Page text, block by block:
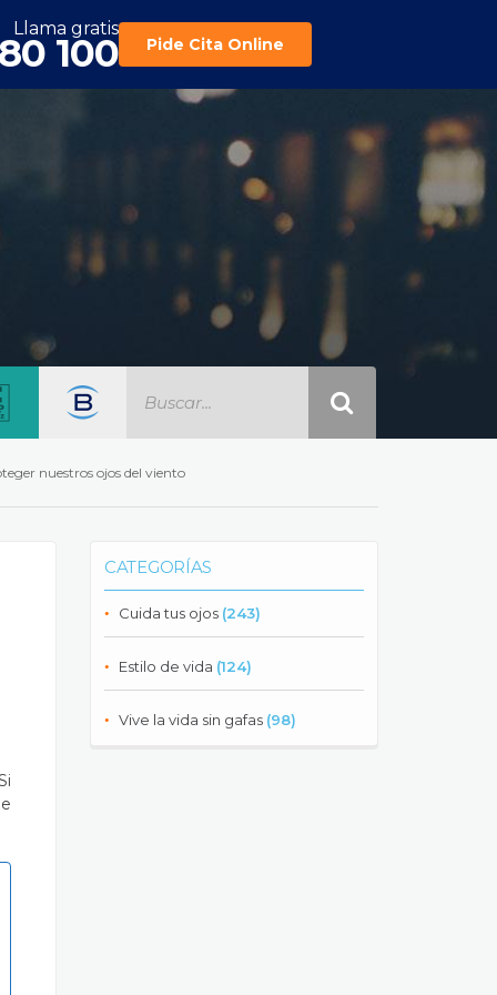
Llama gratis
100 Pide Cita Online
nuestros ojos del viento
CATEGORÍAS
Cuida tus ojos (243)
Estilo de vida (124)
Vive la vida sin gafas (98)